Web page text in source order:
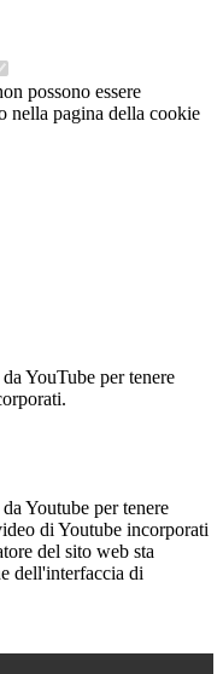
possono essere
nella pagina della cookie
YouTube per tenere
Youtube per tenere
di Youtube incorporati
del sito web sta
dell'interfaccia di